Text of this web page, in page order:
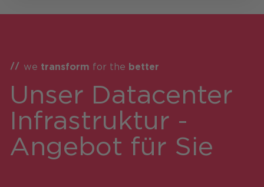
we transform for the better
Unser Datacenter
Infrastruktur -
Angebot für Sie